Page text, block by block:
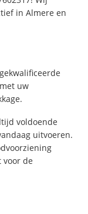
in Almere en
uw
voldoende
uitvoeren.
voor de